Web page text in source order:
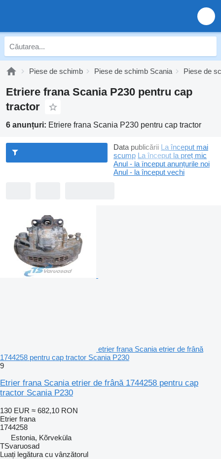
Piese de schimb Piese de schimb Scania Piese de
Etriere frana Scania P230 pentru cap
tractor
6 anunțuri: Etriere frana Scania P230 pentru cap tractor
Data publicării La început mai
scump La început la preț mic
Anul - la început anunțurile noi
Anul - la început vechi
etrier frana Scania etrier de frână
1744258 pentru cap tractor Scania P230
9
Etrier frana Scania etrier de frână 1744258 pentru cap
tractor Scania P230
130 EUR ≈ 682,10 RON
Etrier frana
1744258
Estonia, Kõrveküla
TSvaruosad
Luați legătura cu vânzătorul